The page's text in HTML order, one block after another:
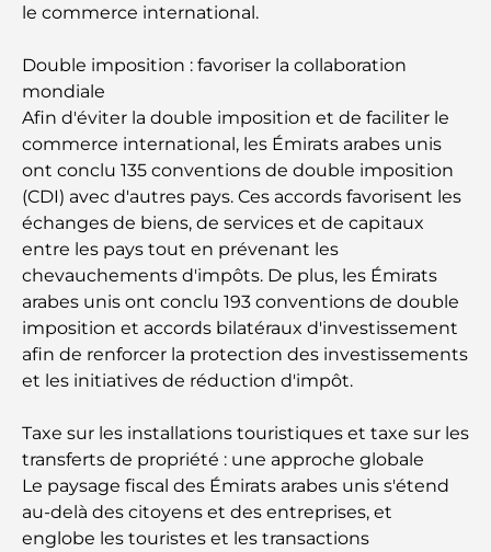
mondiale à Dubaï
Rarest Car in the World: Automotive Legends
Beyond Price
Salles de sport au DIFC : quand le fitness
rencontre le style de vie professionnel
Plateformes de trading aux Émirats arabes unis :
un guide pour les investisseurs modernes
Family Beach Club Dubai : Là où divertissement et
détente se rencontrent
Les meilleures écoles IB à Dubaï : un guide
Plan directeur de Dubai Hills : une vision pour la
vie communautaire moderne
Restaurant de l'Opéra de Dubaï : Quand la
le commerce international.
Double imposition : favoriser la collaboration
mondiale
Afin d'éviter la double imposition et de faciliter le
commerce international, les Émirats arabes unis
ont conclu 135 conventions de double imposition
(CDI) avec d'autres pays. Ces accords favorisent les
échanges de biens, de services et de capitaux
entre les pays tout en prévenant les
chevauchements d'impôts. De plus, les Émirats
arabes unis ont conclu 193 conventions de double
imposition et accords bilatéraux d'investissement
afin de renforcer la protection des investissements
et les initiatives de réduction d'impôt.
Taxe sur les installations touristiques et taxe sur les
transferts de propriété : une approche globale
Le paysage fiscal des Émirats arabes unis s'étend
au-delà des citoyens et des entreprises, et
englobe les touristes et les transactions